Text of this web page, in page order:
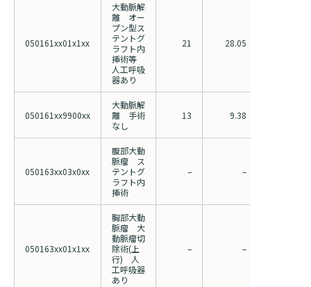
050161xx01x1xx
大動脈解
離 オー
プン型ス
テントグ
ラフト内
挿術等
人工呼吸
器あり
21 28.05
050161xx9900xx
大動脈解
離 手術
なし
13 9.38
050163xx03x0xx
腹部大動
脈瘤 ス
テントグ
ラフト内
挿術
– –
050163xx01x1xx
胸部大動
脈瘤 大
動脈瘤切
除術(上
行) 人
工呼吸器
あり
– –